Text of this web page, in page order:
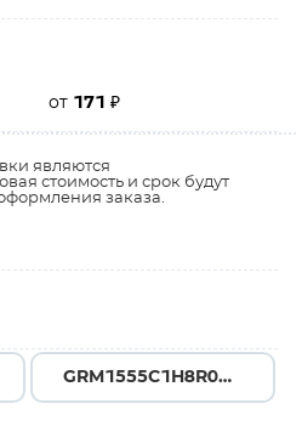
от 171 ₽
являются
стоимость и срок будут
заказа.
GRM1555C1H8R0DA01D →